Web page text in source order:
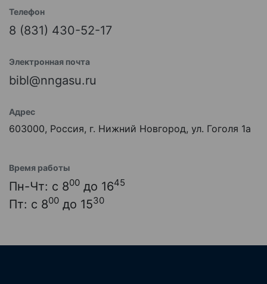
Телефон
8 (831) 430-52-17
Электронная почта
bibl@nngasu.ru
Адрес
603000, Россия, г. Нижний Новгород, ул. Гоголя 1а
Время работы
Пн-Чт: с 800 до 1645
Пт: с 800 до 1530